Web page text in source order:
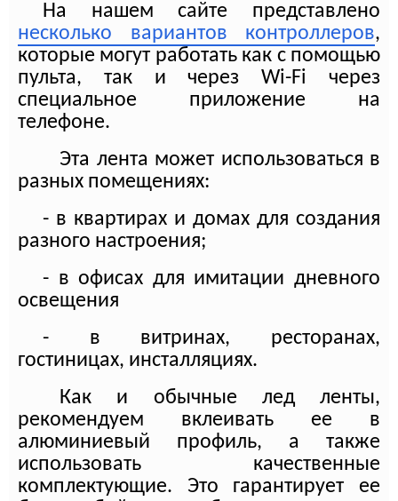
На нашем сайте представлено
несколько вариантов контроллеров,
которые могут работать как с помощью
пульта, так и черезWi-Fi через
специальное приложение на
телефоне.
Эта лента может использоваться в
разных помещениях:
- в квартирах и домах для создания
разного настроения;
- в офисах для имитации дневного
освещения
- в витринах, ресторанах,
гостиницах, инсталляциях.
Как и обычные лед ленты,
рекомендуем вклеивать ее в
алюминиевый профиль, а также
использовать качественные
комплектующие. Это гарантирует ее